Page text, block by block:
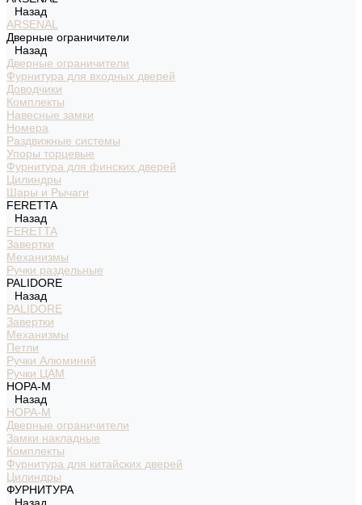
Назад
ARSENAL
Дверные ограничители
Назад
Дверные ограничители
Фурнитура для входных дверей
Доводчики
Комплекты
Навесные замки
Номера
Раздвижные системы
Упоры торцевые
Фурнитура для финских дверей
Цилиндры
Шары и Рычаги
FERETTA
Назад
FERETTA
Завертки
Механизмы
Ручки раздельные
PALIDORE
Назад
PALIDORE
Завертки
Механизмы
Петли
Ручки Алюминий
Ручки ЦАМ
НОРА-М
Назад
НОРА-М
Дверные ограничители
Замки накладные
Комплекты
Фурнитура для китайских дверей
Цилиндры
ФУРНИТУРА